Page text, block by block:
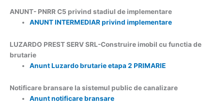
ANUNT- PNRR C5 privind stadiul de implementare
ANUNT INTERMEDIAR privind implementare
LUZARDO PREST SERV SRL-Construire imobil cu functia de
brutarie
Anunt Luzardo brutarie etapa 2 PRIMARIE
Notificare bransare la sistemul public de canalizare
Anunt notificare bransare